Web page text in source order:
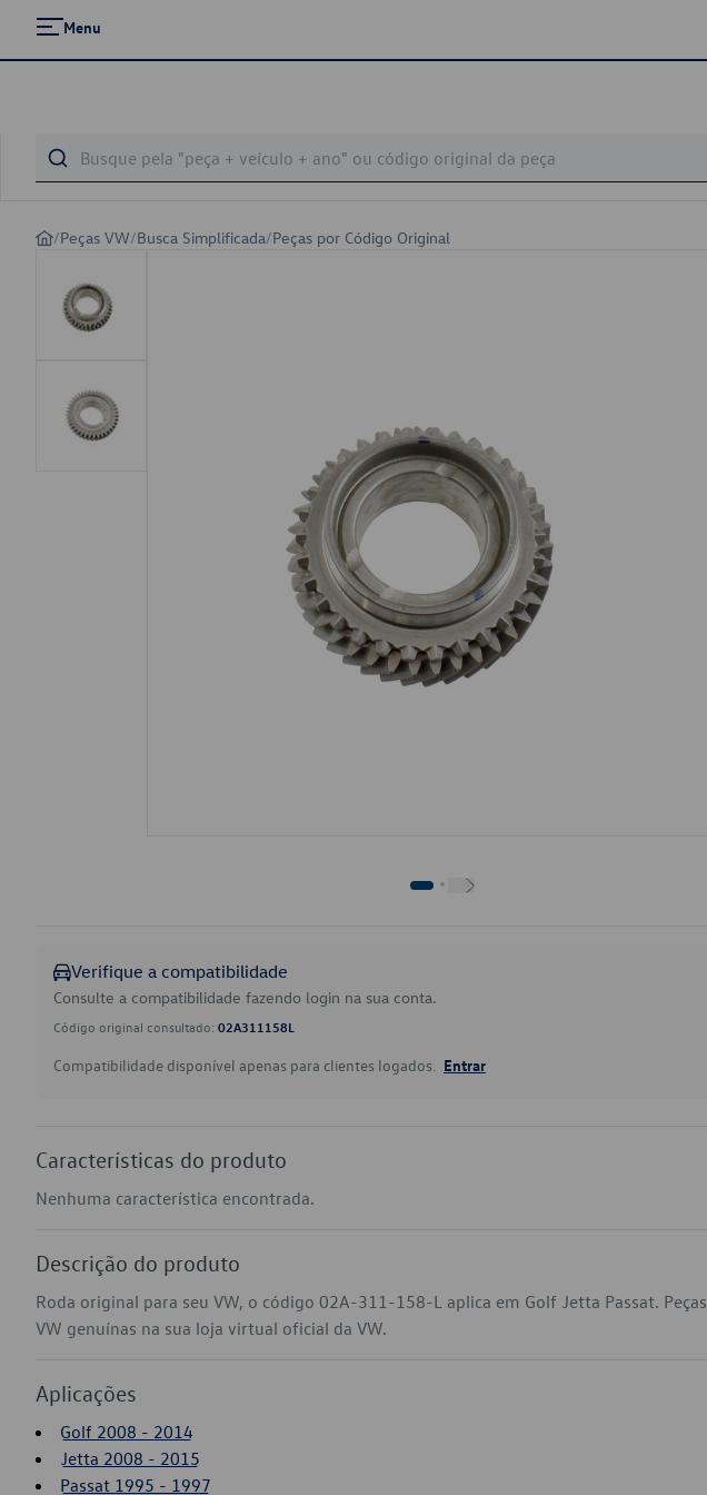
Menu
/Peças VW/Busca Simplificada/Peças por Código Original
Verifique a compatibilidade
Consulte a compatibilidade fazendo login na sua conta.
Código original consultado: 02A311158L
Compatibilidade disponível apenas para clientes logados. Entrar
Características do produto
Nenhuma característica encontrada.
Descrição do produto
Roda original para seu VW, o código 02A-311-158-L aplica em Golf Jetta Passat. Peças
VW genuínas na sua loja virtual oficial da VW.
Aplicações
Golf 2008 - 2014
Jetta 2008 - 2015
Passat 1995 - 1997